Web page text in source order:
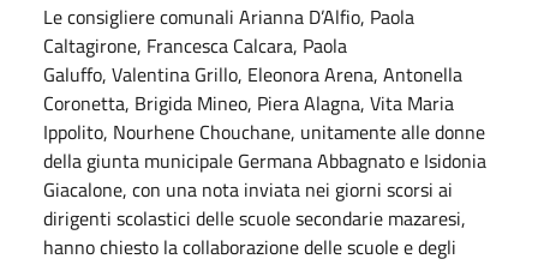
Le consigliere comunali Arianna D’Alfio, Paola
Caltagirone, Francesca Calcara, Paola
Galuffo, Valentina Grillo, Eleonora Arena, Antonella
Coronetta, Brigida Mineo, Piera Alagna, Vita Maria
Ippolito, Nourhene Chouchane, unitamente alle donne
della giunta municipale Germana Abbagnato e Isidonia
Giacalone, con una nota inviata nei giorni scorsi ai
dirigenti scolastici delle scuole secondarie mazaresi,
hanno chiesto la collaborazione delle scuole e degli